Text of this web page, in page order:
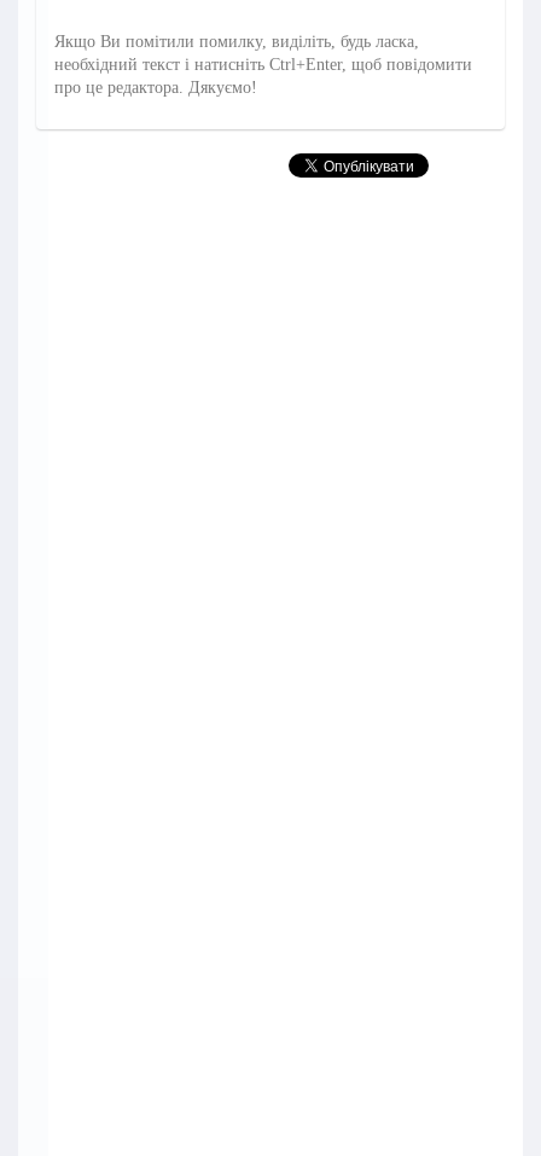
Якщо Ви помітили помилку, виділіть, будь ласка,
необхідний текст і натисніть Ctrl+Enter, щоб повідомити
про це редактора. Дякуємо!